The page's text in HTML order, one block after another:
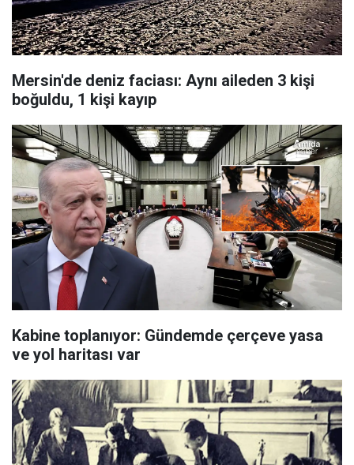
Mersin'de deniz faciası: Aynı aileden 3 kişi
boğuldu, 1 kişi kayıp
Kabine toplanıyor: Gündemde çerçeve yasa
ve yol haritası var